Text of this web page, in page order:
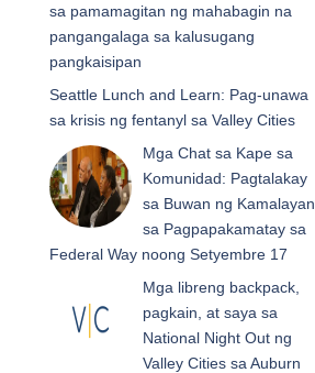
sa pamamagitan ng mahabagin na
pangangalaga sa kalusugang
pangkaisipan
Seattle Lunch and Learn: Pag-unawa
sa krisis ng fentanyl sa Valley Cities
Mga Chat sa Kape sa
Komunidad: Pagtalakay
sa Buwan ng Kamalayan
sa Pagpapakamatay sa
Federal Way noong Setyembre 17
Mga libreng backpack,
pagkain, at saya sa
National Night Out ng
Valley Cities sa Auburn